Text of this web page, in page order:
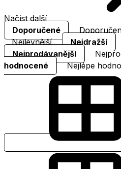
Načíst další
Doporučené
Nejlevnější
Nejdražší
Nejprodávanější
hodnocené
Nejlépe